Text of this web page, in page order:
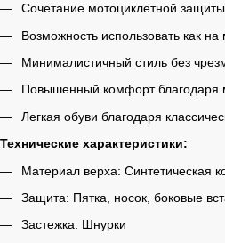
Сочетание мотоциклетной
Возможность использовать как
Минималистичный стиль без
Повышенный комфорт благодаря
Легкая обуви благодаря
Технические характеристики:
Материал верха: Синтетическая
Защита: Пятка, носок, боковые
Застежка: Шнурки